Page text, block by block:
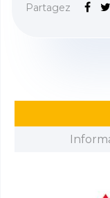
Partagez